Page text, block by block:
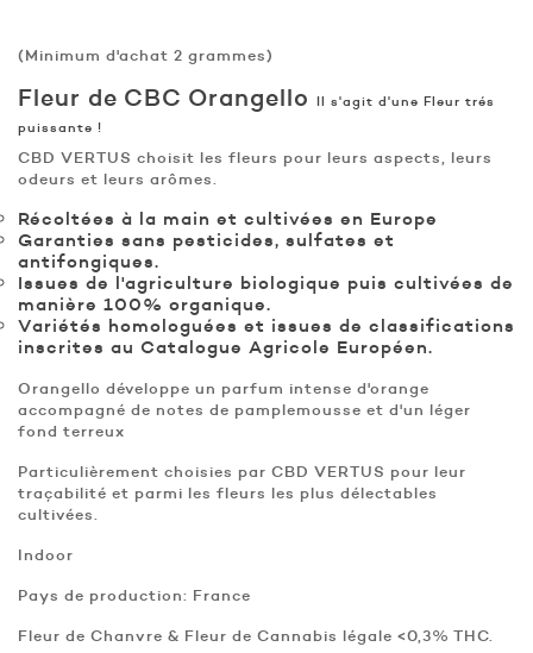
(Minimum d'achat 2 grammes)
Fleur de CBC Orangello Il s'agit d'une Fleur trés
puissante !
CBD VERTUS choisit les fleurs pour leurs aspects, leurs
odeurs et leurs arômes.
Récoltées à la main et cultivées en Europe
Garanties sans pesticides, sulfates et
antifongiques.
Issues de l'agriculture biologique puis cultivées de
manière 100% organique.
Variétés homologuées et issues de classifications
inscrites au Catalogue Agricole Européen.
Orangello développe un parfum intense d'orange
accompagné de notes de pamplemousse et d'un léger
fond terreux
Particulièrement choisies par CBD VERTUS pour leur
traçabilité et parmi les fleurs les plus délectables
cultivées.
Indoor
Pays de production: France
Fleur de Chanvre & Fleur de Cannabis légale <0,3% THC.